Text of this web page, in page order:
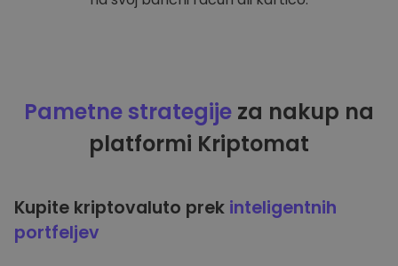
Pametne strategije za nakup na
platformi Kriptomat
Kupite kriptovaluto prek inteligentnih
portfeljev